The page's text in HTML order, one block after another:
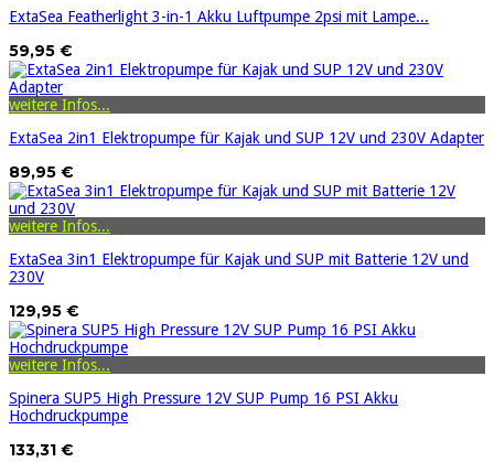
ExtaSea Featherlight 3-in-1 Akku Luftpumpe 2psi mit Lampe...
59,95 €
weitere Infos...
ExtaSea 2in1 Elektropumpe für Kajak und SUP 12V und 230V Adapter
89,95 €
weitere Infos...
ExtaSea 3in1 Elektropumpe für Kajak und SUP mit Batterie 12V und
230V
129,95 €
weitere Infos...
Spinera SUP5 High Pressure 12V SUP Pump 16 PSI Akku
Hochdruckpumpe
133,31 €